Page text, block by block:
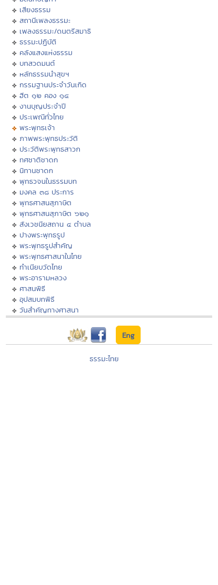
เสียงธรรม
สถานีเพลงธรรมะ
เพลงธรรมะ/ดนตรีสมาธิ
ธรรมะปฏิบัติ
คลังแสงแห่งธรรม
บทสวดมนต์
หลักธรรมนำสุขฯ
กรรมฐานประจำวันเกิด
ฮีต ๑๒ คอง ๑๔
งานบุญประจำปี
ประเพณีทั่วไทย
พระพุทธเจ้า
ภาพพระพุทธประวัติ
ประวัติพระพุทธสาวก
ทศชาติชาดก
นิทานชาดก
พุทธวจนในธรรมบท
มงคล ๓๘ ประการ
พุทธศาสนสุภาษิต
พุทธศาสนสุภาษิต ๖๒๑
สังเวชนียสถาน ๔ ตำบล
ปางพระพุทธรูป
พระพุทธรูปสำคัญ
พระพุทธศาสนาในไทย
ทำเนียบวัดไทย
พระอารามหลวง
ศาสนพิธี
อุปสมบทพิธี
วันสำคัญทางศาสนา
Eng
ธรรมะไทย